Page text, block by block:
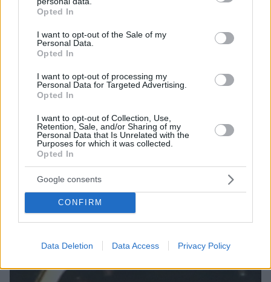
grant or deny consent to Google and its third-party tags to
use your data for below specified purposes in below Google
consent section.
Opted In
I want to opt-out of the Sale of my
Personal Data.
Opted In
I want to opt-out of processing my
Personal Data for Targeted Advertising.
Opted In
I want to opt-out of Collection, Use,
Retention, Sale, and/or Sharing of my
Personal Data that Is Unrelated with the
Purposes for which it was collected.
Opted In
Google consents
CONFIRM
Data Deletion Data Access Privacy Policy
ΤΑ ΠΙΟ ΔΗΜΟΦΙΛΗ